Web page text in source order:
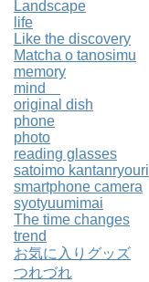
Landscape
life
Like the discovery
Matcha o tanosimu
memory
mind
original dish
phone
photo
reading glasses
satoimo kantanryouri
smartphone camera
syotyuumimai
The time changes
trend
お気に入りグッズ
つれづれ